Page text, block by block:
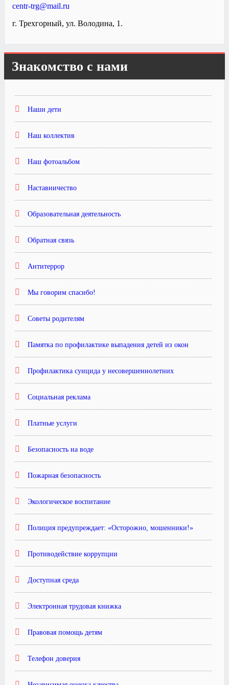
centr-trg@mail.ru
г. Трехгорный, ул. Володина, 1.
Знакомство с нами
Наши дети
Наш коллектив
Наш фотоальбом
Наставничество
Образовательная деятельность
Обратная связь
Антитеррор
Мы говорим спасибо!
Советы родителям
Памятка по профилактике выпадения детей из окон
Профилактика суицида у несовершеннолетних
Социальная реклама
Платные услуги
Безопасность на воде
Пожарная безопасность
Экологическое воспитание
Полиция предупреждает: «Осторожно, мошенники!»
Противодействие коррупции
Доступная среда
Электронная трудовая книжка
Правовая помощь детям
Телефон доверия